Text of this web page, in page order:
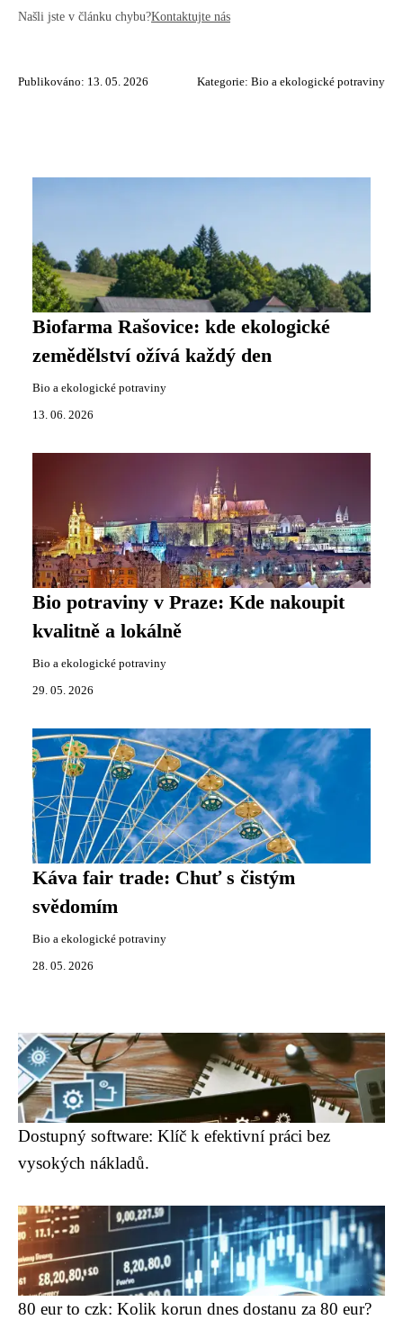
Našli jste v článku chybu?Kontaktujte nás
Publikováno: 13. 05. 2026 Kategorie: Bio a ekologické potraviny
Biofarma Rašovice: kde ekologické
zemědělství ožívá každý den
Bio a ekologické potraviny
13. 06. 2026
Bio potraviny v Praze: Kde nakoupit
kvalitně a lokálně
Bio a ekologické potraviny
29. 05. 2026
Káva fair trade: Chuť s čistým
svědomím
Bio a ekologické potraviny
28. 05. 2026
Dostupný software: Klíč k efektivní práci bez
vysokých nákladů.
80 eur to czk: Kolik korun dnes dostanu za 80 eur?